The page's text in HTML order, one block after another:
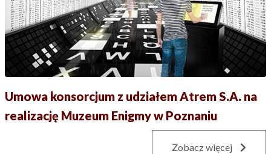
Umowa konsorcjum z udziałem Atrem S.A. na
realizację Muzeum Enigmy w Poznaniu
Zobacz więcej